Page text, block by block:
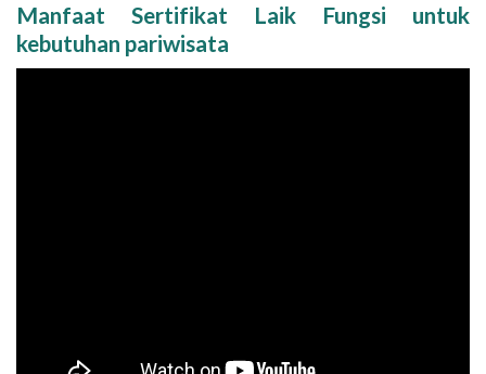
Manfaat Sertifikat Laik Fungsi untuk
kebutuhan pariwisata